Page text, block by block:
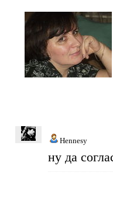
Hennesy
ну да